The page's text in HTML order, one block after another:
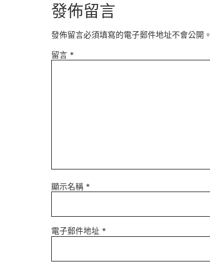
發佈留言
發佈留言必須填寫的電子郵件地址不會公開。
留言 *
顯示名稱 *
電子郵件地址 *